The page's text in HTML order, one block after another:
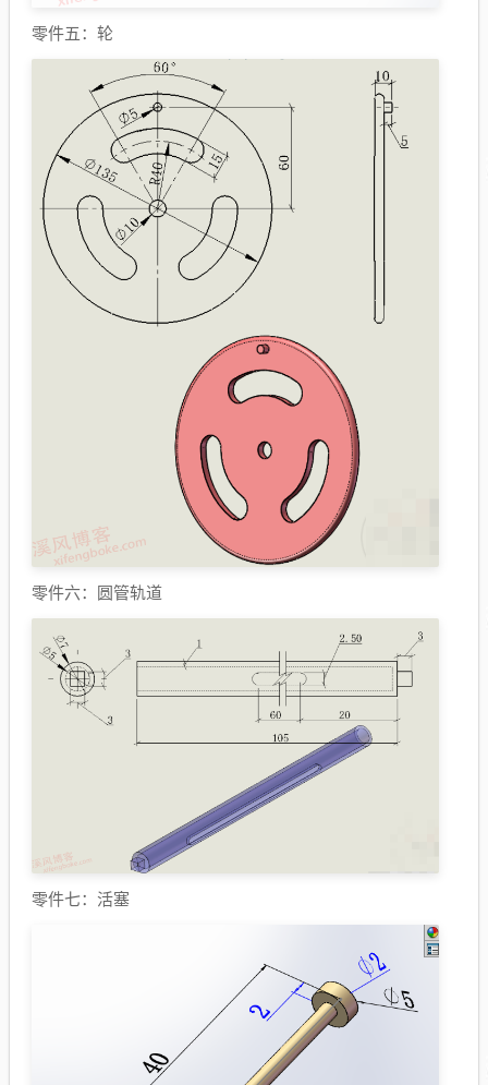
零件五：轮
零件六：圆管轨道
零件七：活塞